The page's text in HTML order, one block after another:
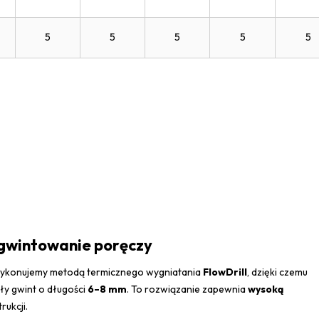
5 5 5 5 5
poręczy
metodą termicznego wygniatania FlowDrill, dzięki czemu
gwint o długości 6–8 mm. To rozwiązanie zapewniawysoką